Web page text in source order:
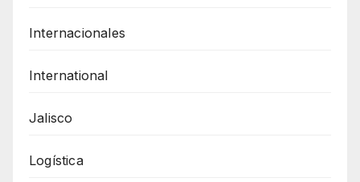
Internacionales
International
Jalisco
Logística